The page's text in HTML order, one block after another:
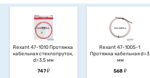
Rexant 47-1010 Протяжка
кабельная стеклопруток,
d=3,5 мм
747у
Rexant 47-1005-1
Протяжка кабельная d=3
мм
568у